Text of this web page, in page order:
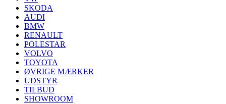
SKODA
AUDI
BMW
RENAULT
POLESTAR
VOLVO
TOYOTA
ØVRIGE MÆRKER
UDSTYR
TILBUD
SHOWROOM